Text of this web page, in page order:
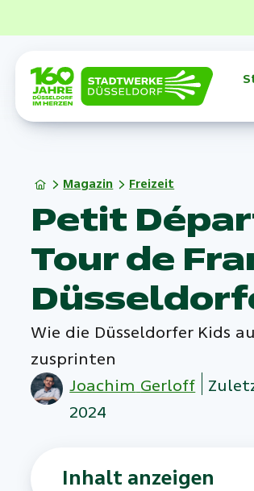
Magazin Freizeit
Petit
Tour de
Wie die Düsseldorfer Kids
zusprinten
Joachim Gerloff
2024
Inhalt anzeigen